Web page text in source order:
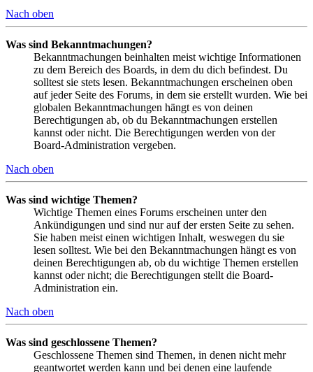
Nach oben
Was sind Bekanntmachungen?
Bekanntmachungen beinhalten meist wichtige Informationen
zu dem Bereich des Boards, in dem du dich befindest. Du
solltest sie stets lesen. Bekanntmachungen erscheinen oben
auf jeder Seite des Forums, in dem sie erstellt wurden. Wie bei
globalen Bekanntmachungen hängt es von deinen
Berechtigungen ab, ob du Bekanntmachungen erstellen
kannst oder nicht. Die Berechtigungen werden von der
Board-Administration vergeben.
Nach oben
Was sind wichtige Themen?
Wichtige Themen eines Forums erscheinen unter den
Ankündigungen und sind nur auf der ersten Seite zu sehen.
Sie haben meist einen wichtigen Inhalt, weswegen du sie
lesen solltest. Wie bei den Bekanntmachungen hängt es von
deinen Berechtigungen ab, ob du wichtige Themen erstellen
kannst oder nicht; die Berechtigungen stellt die Board-
Administration ein.
Nach oben
Was sind geschlossene Themen?
Geschlossene Themen sind Themen, in denen nicht mehr
geantwortet werden kann und bei denen eine laufende